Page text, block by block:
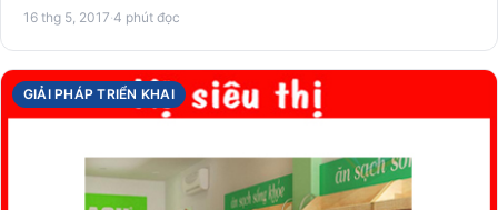
16 thg 5, 2017·4 phút đọc
GIẢI PHÁP TRIỂN KHAI